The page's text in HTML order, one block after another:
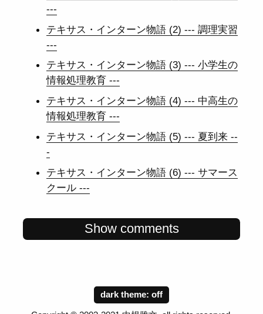
---
テキサス・インターン物語 (2) --- 調理実習
---
テキサス・インターン物語 (3) --- 小学生の
情報処理教育 ---
テキサス・インターン物語 (4) --- 中高生の
情報処理教育 ---
テキサス・インターン物語 (5) --- 夏到来 --
-
テキサス・インターン物語 (6) --- サマース
クール ---
Show comments
dark theme: